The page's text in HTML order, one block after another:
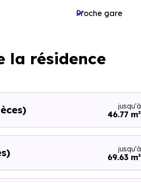
Proche gare
la résidence
jusqu'à
46.77 m²
jusqu'à
69.63 m²